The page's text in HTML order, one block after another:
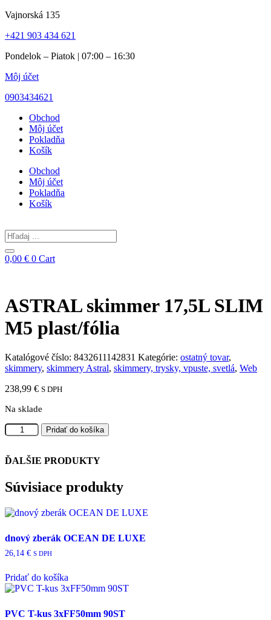
Preskočiť
obsah
Vajnorská 135
+421 903 434 621
Pondelok – Piatok | 07:00 – 16:30
Môj účet
0903434621
Obchod
Môj účet
Pokladňa
Košík
Obchod
Môj účet
Pokladňa
Košík
Search
...
0,00 € 0 Cart
ASTRAL skimmer 17,5L SLIM
M5 plast/fólia
Katalógové číslo: 8432611142831 Kategórie: ostatný tovar,
skimmery, skimmery Astral, skimmery, trysky, vpuste, svetlá, Web
238,99 € S DPH
Na sklade
množstvo
ASTRAL
17,5L
M5
plast/fólia
Pridať do košíka
ĎALŠIE PRODUKTY
Súvisiace produkty
dnový zberák OCEAN DE LUXE
26,14 € S DPH
Pridať do košíka
PVC T-kus 3xFF50mm 90ST